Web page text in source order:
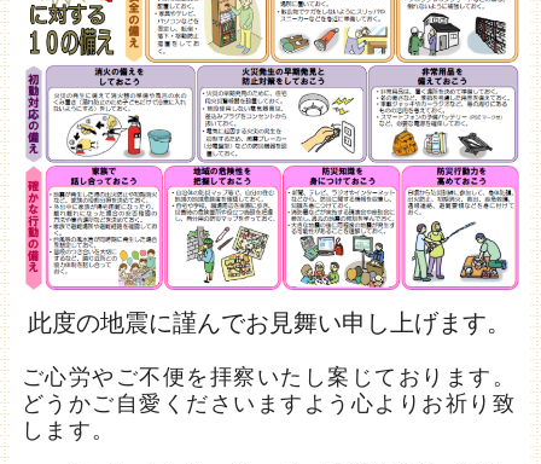
此度の地震に謹んでお見舞い申し上げます。
ご心労やご不便を拝察いたし案じております。
どうかご自愛くださいますよう心よりお祈り致
します。